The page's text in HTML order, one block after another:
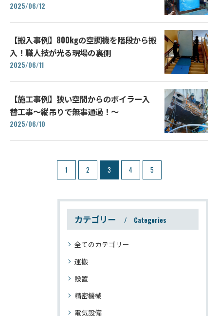
2025/06/12
【搬入事例】800kgの空調機を階段から搬
入！職人技が光る現場の裏側
2025/06/11
【施工事例】狭い空間からのボイラー入
替工事～縦吊りで無事通過！～
2025/06/10
1 2 3 4 5
カテゴリー Categories
全てのカテゴリー
運搬
設置
精密機械
電気設備